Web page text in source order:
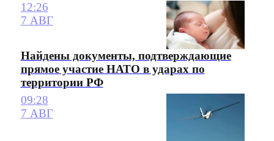
12:26
7 АВГ
Найдены документы, подтверждающие
прямое участие НАТО в ударах по
территории РФ
09:28
7 АВГ